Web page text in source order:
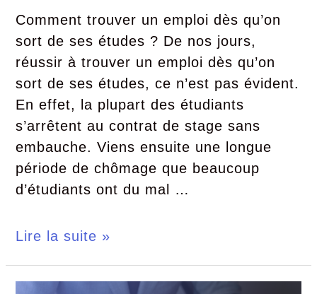
Comment trouver un emploi dès qu’on
sort de ses études ? De nos jours,
réussir à trouver un emploi dès qu’on
sort de ses études, ce n’est pas évident.
En effet, la plupart des étudiants
s’arrêtent au contrat de stage sans
embauche. Viens ensuite une longue
période de chômage que beaucoup
d’étudiants ont du mal …
Lire la suite »